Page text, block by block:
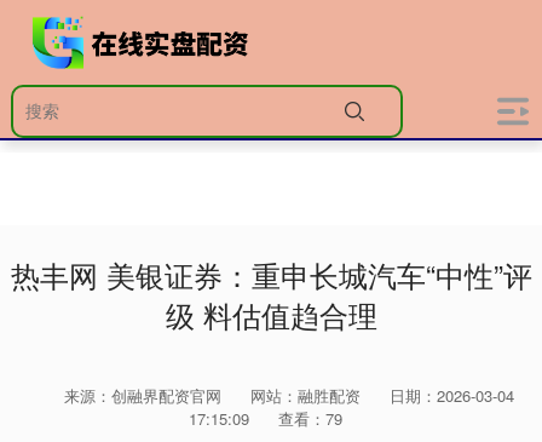
热丰网 美银证券：重申长城汽车“中性”评
级 料估值趋合理
来源：创融界配资官网 网站：融胜配资
日期：2026-03-04
17:15:09
查看：79